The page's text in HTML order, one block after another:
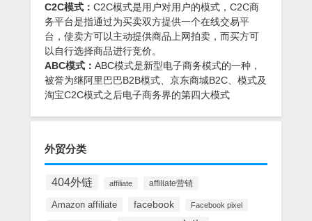
C2C模式： C2C模式是用户对用户的模式，C2C商
务平台是指通过为买卖双方提供一个在线交易平
台，使卖方可以主动提供商品上网拍卖，而买方可
以自行选择商品进行竞价。
ABC模式： ABC模式是新型电子商务模式的一种，
被誉为继阿里巴巴B2B模式、京东商城B2C、模式及
淘宝C2C模式之后电子商务界的第四大模式
外贸分类
404外链 affiliate affiliate营销
Amazon affiliate facebook Facebook pixel